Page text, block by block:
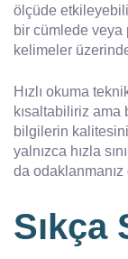
ölçüde
bir cümlede veya
kelimeler
Hızlı okuma
kısaltabiliriz ama
bilgilerin kalitesini
yalnızca hızla
da
Sıkça